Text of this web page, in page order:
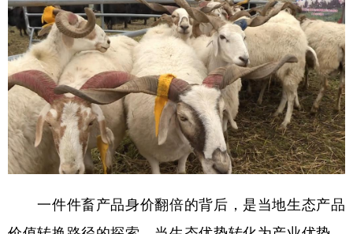
一件件畜产品身价翻倍的背后，是当地生态产品